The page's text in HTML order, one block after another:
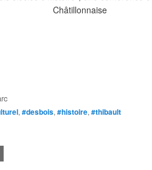
, #desbois, #histoire, #thibault